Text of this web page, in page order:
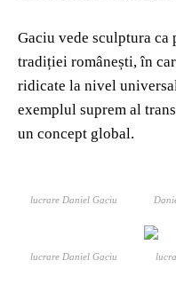
Gaciu vede sculptura ca
tradiției românești, în
ridicate la nivel
exemplul suprem al
un concept global.
lucrare Daniel Gaciu
lucrare Daniel Gaciu